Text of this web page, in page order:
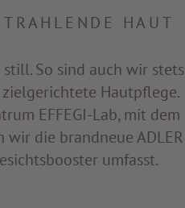
HAUT
So sind auch wir stets
Hautpflege.
EFFEGI-Lab, mit dem
wir die brandneue ADLER
umfasst.